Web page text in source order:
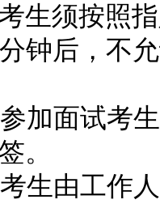
生须按照
钟后，不
加面试考
。
生由工作